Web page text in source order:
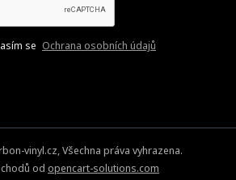
se Ochrana osobních údajů
vinyl.cz, Všechna práva vyhrazena.
od opencart-solutions.com